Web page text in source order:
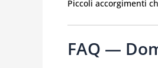
Piccoli accorgimenti
FAQ —